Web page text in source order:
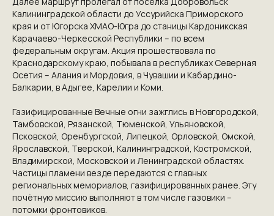
Калининградской области до Уссурийска Приморского
края и от Югорска ХМАО-Югра до станицы Кардоникская
Карачаево-Черкесской Республики – по всем
федеральным округам. Акция прошествовала по
Краснодарскому краю, побывала в республиках Северная
Осетия – Алания и Мордовия, в Чувашии и Кабардино-
Балкарии, в Адыгее, Карелии и Коми.
Газифицированные Вечные огни зажглись в Новгородской,
Тамбовской, Рязанской, Тюменской, Ульяновской,
Псковской, Оренбургской, Липецкой, Орловской, Омской,
Ярославской, Тверской, Калининградской, Костромской,
Владимирской, Московской и Ленинградской областях.
Частицы пламени везде передаются с главных
региональных мемориалов, газифицированных ранее. Эту
почётную миссию выполняют в том числе газовики –
потомки фронтовиков.